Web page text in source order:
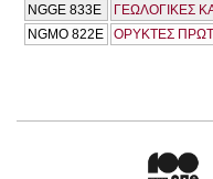
NGGΕ 833Ε
ΓΕΩΛΟΓΙΚΕΣ
NGMO 822Ε
ΟΡΥΚΤΕΣ